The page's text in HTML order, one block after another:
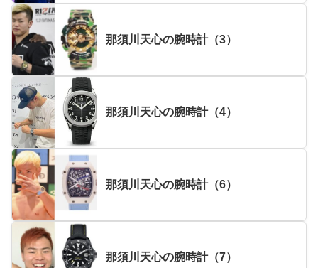
那須川天心の腕時計（3）
那須川天心の腕時計（4）
那須川天心の腕時計（6）
那須川天心の腕時計（7）